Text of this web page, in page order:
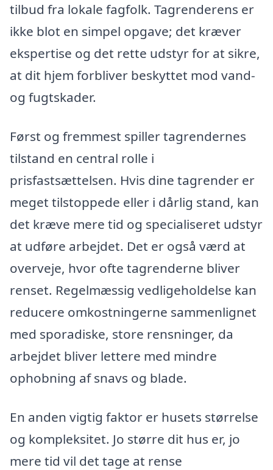
tilbud fra lokale fagfolk. Tagrenderens er
ikke blot en simpel opgave; det kræver
ekspertise og det rette udstyr for at sikre,
at dit hjem forbliver beskyttet mod vand-
og fugtskader.
Først og fremmest spiller tagrendernes
tilstand en central rolle i
prisfastsættelsen. Hvis dine tagrender er
meget tilstoppede eller i dårlig stand, kan
det kræve mere tid og specialiseret udstyr
at udføre arbejdet. Det er også værd at
overveje, hvor ofte tagrenderne bliver
renset. Regelmæssig vedligeholdelse kan
reducere omkostningerne sammenlignet
med sporadiske, store rensninger, da
arbejdet bliver lettere med mindre
ophobning af snavs og blade.
En anden vigtig faktor er husets størrelse
og kompleksitet. Jo større dit hus er, jo
mere tid vil det tage at rense